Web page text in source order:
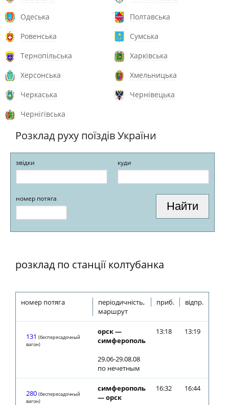
Одеська
Полтавська
Ровенська
Сумська
Тернопільська
Харківська
Херсонська
Хмельницька
Черкаська
Чернівецька
Чернігівська
Розклад руху поїздів України
звідки куди
номер потяга
розклад по станції колтубанка
номер потяга
періодичність,
маршрут
приб. відпр.
131 (беспересадочный
вагон)
орск —
симферополь
29.06-29.08.08
по нечетным
13:18 13:19
280 (беспересадочный
вагон)
симферополь
— орск
16:32 16:44